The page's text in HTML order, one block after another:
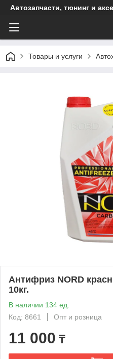
Автозапчасти, тюнинг и
Товары и услуги
Антифриз NORD
10кг.
В наличии 134 ед.
Код: 8661
Опт и розница
11 000 ₸